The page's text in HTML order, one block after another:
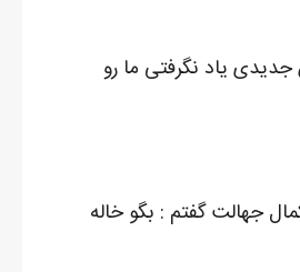
یاد نگرفتی ما رو
جهالت گفتم : بگو خاله